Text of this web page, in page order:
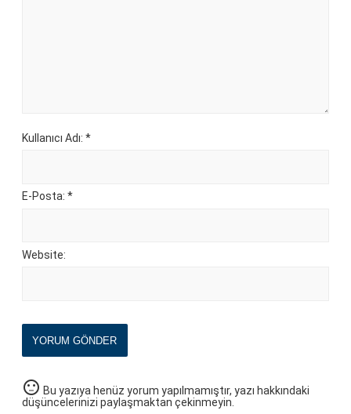
Kullanıcı Adı: *
E-Posta: *
Website:
YORUM GÖNDER
sentiment_neutral Bu yazıya henüz yorum yapılmamıştır, yazı hakkındaki
düşüncelerinizi paylaşmaktan çekinmeyin.